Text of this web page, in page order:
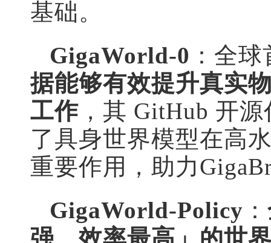
基础。
GigaWorld-0 ：全
据能够有效提升真实
工作 ，其 GitHub 开
了具身世界模型在高
重要作用，助力
GigaWorld-Policy ：